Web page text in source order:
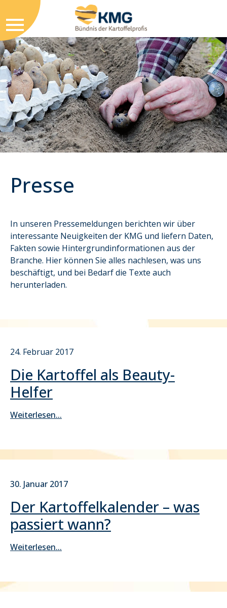
Presse
In unseren Pressemeldungen berichten wir über
interessante Neuigkeiten der KMG und liefern Daten,
Fakten sowie Hintergrundinformationen aus der
Branche. Hier können Sie alles nachlesen, was uns
beschäftigt, und bei Bedarf die Texte auch
herunterladen.
24. Februar 2017
Die Kartoffel als Beauty-
Helfer
Weiterlesen...
30. Januar 2017
Der Kartoffelkalender – was
passiert wann?
Weiterlesen...